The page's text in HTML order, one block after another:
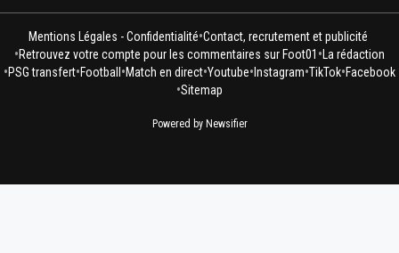
Mentions Légales - Confidentialité•Contact, recrutement et publicité
•Retrouvez votre compte pour les commentaires sur Foot01 •La rédaction
•PSG transfert•Football •Match en direct•Youtube• Instagram•TikTok•Facebook
•Sitemap
Powered by Newsifier